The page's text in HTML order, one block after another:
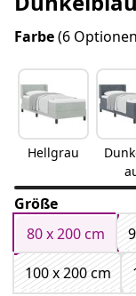
Farbe(6
Hellgrau
Größe
80 x 200 cm
100 x 200 cm